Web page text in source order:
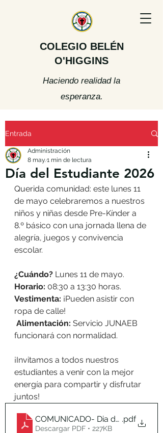
COLEGIO BELÉN
O'HIGGINS
Haciendo realidad la
esperanza.
Entrada
Día del Estudiante 2026
Administración
8 may.1 min de lectura
Querida comunidad: este lunes 11
de mayo celebraremos a nuestros
niños y niñas desde Pre-Kínder a
8.º básico con una jornada llena de
alegría, juegos y convivencia
escolar.
¿Cuándo? Lunes 11 de mayo.
Horario: 08:30 a 13:30 horas.
Vestimenta: ¡Pueden asistir con
ropa de calle!
Alimentación: Servicio JUNAEB
funcionará con normalidad.
¡Invitamos a todos nuestros
estudiantes a venir con la mejor
energía para compartir y disfrutar
juntos!
COMUNICADO- Dia del estudiante
.pdf
Descargar PDF • 227KB